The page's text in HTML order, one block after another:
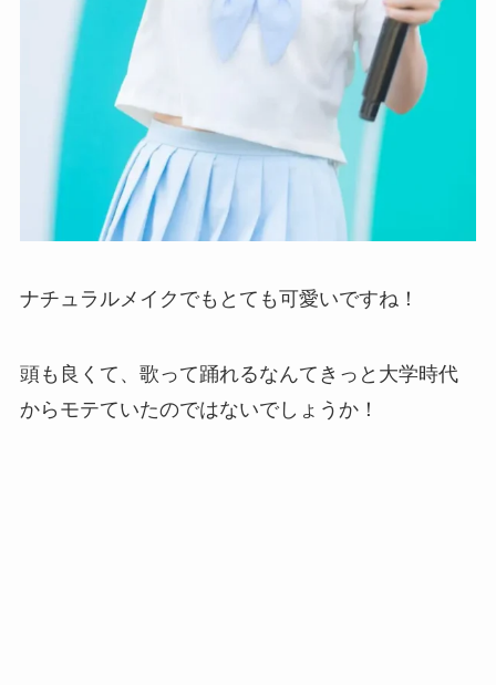
ナチュラルメイクでもとても可愛いですね！
頭も良くて、歌って踊れるなんてきっと大学時代
からモテていたのではないでしょうか！